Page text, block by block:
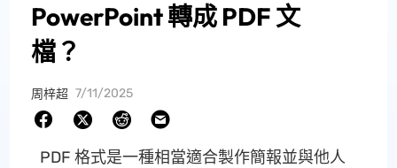
PowerPoint 轉成 PDF 文
檔？
周梓超 7/11/2025
PDF 格式是一種相當適合製作簡報並與他人